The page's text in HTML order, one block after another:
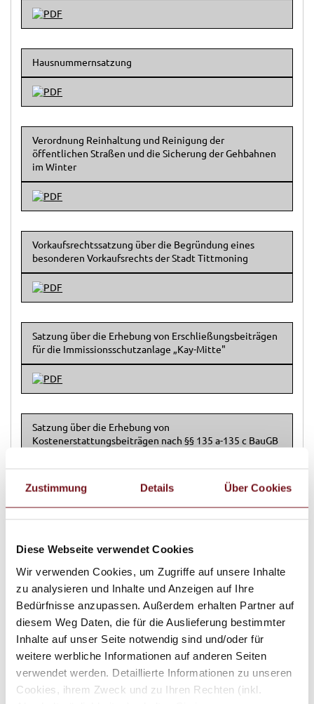
Zustimmung Details Über Cookies
Diese Webseite verwendet Cookies
Wir verwenden Cookies, um Zugriffe auf unsere Inhalte
zu analysieren und Inhalte und Anzeigen auf Ihre
Bedürfnisse anzupassen. Außerdem erhalten Partner auf
diesem Weg Daten, die für die Auslieferung bestimmter
Inhalte auf unser Seite notwendig sind und/oder für
weitere werbliche Informationen auf anderen Seiten
verwendet werden. Detaillierte Informationen zu unseren
Cookies, ihrem Zweck und zu Ihren Rechten (inkl.
Hausnummernsatzung
Verordnung Reinhaltung und Reinigung der
öffentlichen Straßen und die Sicherung der Gehbahnen
im Winter
Vorkaufsrechtssatzung über die Begründung eines
besonderen Vorkaufsrechts der Stadt Tittmoning
Satzung über die Erhebung von Erschließungsbeiträgen
für die Immissionsschutzanlage „Kay-Mitte"
Satzung über die Erhebung von
Kostenerstattungsbeiträgen nach §§ 135 a-135 c BauGB
Satzung über die Benutzung der
Obdachlosenunterkunft der Stadt Tittmoning
Satzung über die Erhebung von Gebühren für die
Benutzung der Obdachlosenunterkunft